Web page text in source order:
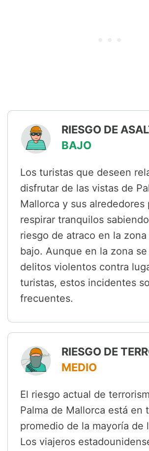
RIESGO DE
BAJO
Los turistas que deseen
disfrutar de las vistas de
Mallorca y sus alrededores
respirar tranquilos
riesgo de atraco en la
bajo. Aunque en la zona
delitos violentos contra
turistas, estos incidentes
frecuentes.
RIESGO DE
MEDIO
El riesgo actual de
Palma de Mallorca está en
promedio de la mayoría de
Los viajeros